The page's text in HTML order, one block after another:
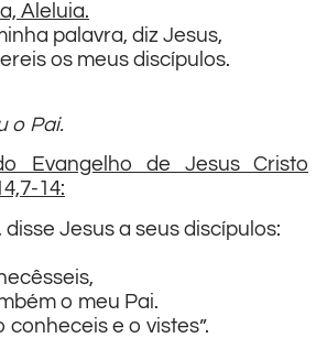
Aleluia.
palavra, diz Jesus,
os meus discípulos.
o Pai.
Evangelho de Jesus Cristo
14:
Jesus a seus discípulos:
o meu Pai.
conheceis e o vistes”.